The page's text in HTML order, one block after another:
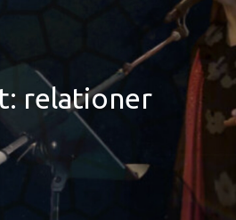
relationer